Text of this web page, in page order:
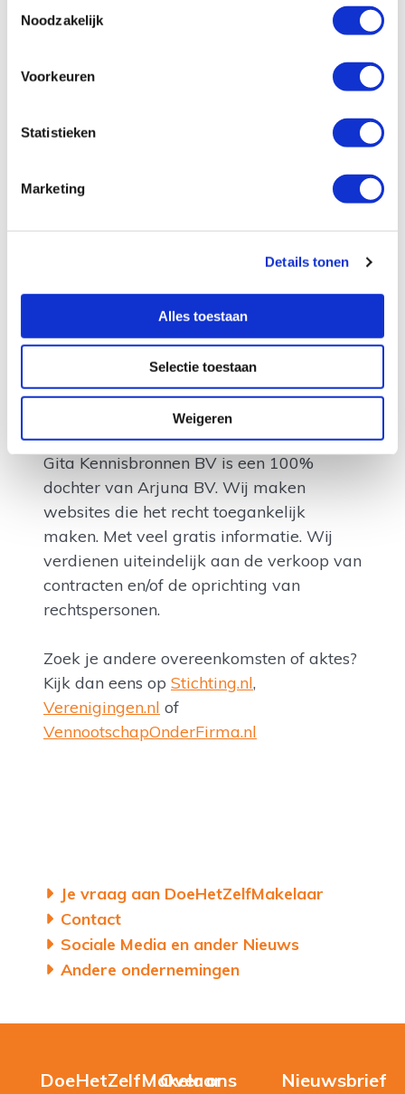
Noodzakelijk
Voorkeuren
Statistieken
Marketing
Details tonen
Alles toestaan
Selectie toestaan
Weigeren
Wil je op de hoogte blijven van het
laatste (gratis) nieuws over jouw actuele
onderwerpen en over ons? Dat kan via
verschillende kanalen.
Vul hieronder je e-mailadres in en
Andere ondernemingen
Gita Kennisbronnen BV is een 100%
dochter van Arjuna BV. Wij maken
websites die het recht toegankelijk
maken. Met veel gratis informatie. Wij
verdienen uiteindelijk aan de verkoop van
contracten en/of de oprichting van
rechtspersonen.
Zoek je andere overeenkomsten of aktes?
Kijk dan eens op Stichting.nl,
Verenigingen.nl of
VennootschapOnderFirma.nl
Je vraag aan DoeHetZelfMakelaar
Contact
Sociale Media en ander Nieuws
Andere ondernemingen
DoeHetZelfMakelaar
Over ons Nieuwsbrief